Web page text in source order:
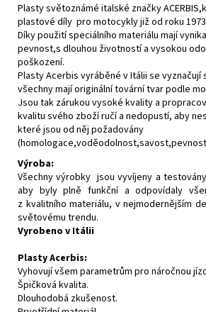
Plasty světoznámé italské značky
plastové díly pro motocykly již od roku
Díky použití speciálního materiálu mají
pevnost,s dlouhou životností a vysokou
poškození.
Plasty Acerbis vyráběné v Itálii se vyznačují
všechny mají originální tovární tvar podle
Jsou tak zárukou vysoké kvality a
kvalitu svého zboží ručí a nedopustí, aby
které jsou od něj požadovány
Výroba:
Všechny výrobky jsou vyvíjeny a
aby byly plně funkční a odpovídaly
z kvalitního materiálu, v nejmodernějším
světovému trendu.
Vyrobeno v Itálii
Plasty Acerbis:
Vyhovují všem parametrům pro náročnou
Špičková kvalita.
Dlouhodobá zkušenost.